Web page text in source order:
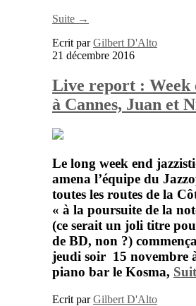
Suite →
Ecrit parGilbert D'Alto
21 décembre 2016
Live report : Week
à Cannes, Juan et
Le long week end
amena l’équipe du
toutes les routes de la
« à la poursuite de la
(ce serait un joli titre
de BD, non ?)
jeudi soir 15 novembre
piano bar le Kosma,
Ecrit parGilbert D'Alto